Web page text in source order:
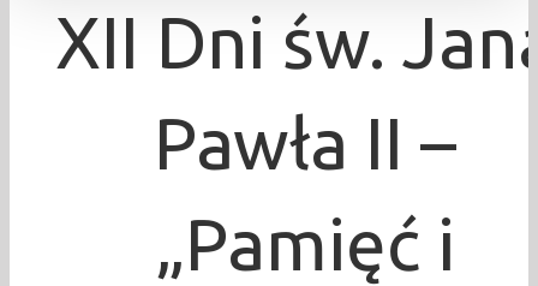
XII Dni św.
Pawła II –
„Pamięć i